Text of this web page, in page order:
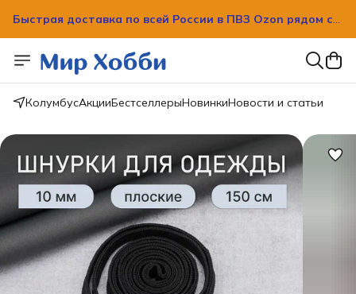
Быстрая доставка по всей России в ПВЗ Ozon рядом с
КолумбусАкцииБестселлерыНовинкиНовости и статьи